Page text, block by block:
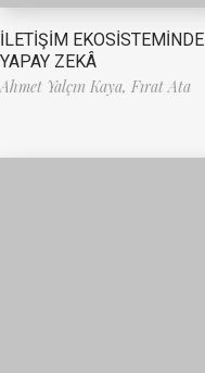
İLETİŞİM EKOSİSTEMİNDE
YAPAY ZEKÂ
Ahmet Yalçın Kaya, Fırat Ata